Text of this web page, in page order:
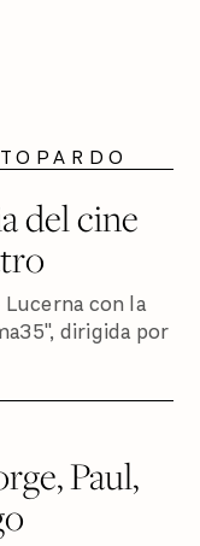
del cine
Lucerna con la
dirigida por
Paul,